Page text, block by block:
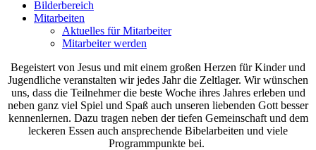
Bilderbereich
Mitarbeiten
Aktuelles für Mitarbeiter
Mitarbeiter werden
Begeistert von Jesus und mit einem großen Herzen für Kinder und
Jugendliche veranstalten wir jedes Jahr die Zeltlager. Wir wünschen
uns, dass die Teilnehmer die beste Woche ihres Jahres erleben und
neben ganz viel Spiel und Spaß auch unseren liebenden Gott besser
kennenlernen. Dazu tragen neben der tiefen Gemeinschaft und dem
leckeren Essen auch ansprechende Bibelarbeiten und viele
Programmpunkte bei.